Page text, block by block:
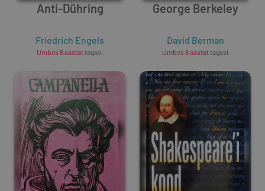
Anti-Dühring
Friedrich Engels
Umbes 6 aastattagasi
George Berkeley
David Berman
Umbes 6 aastattagasi